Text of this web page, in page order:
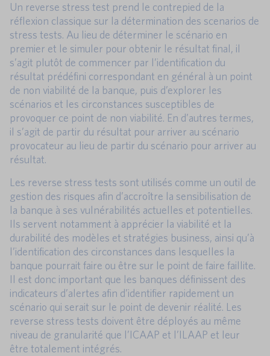
Un reverse stress test prend le contrepied de la
réflexion classique sur la détermination des scenarios de
stress tests. Au lieu de déterminer le scénario en
premier et le simuler pour obtenir le résultat final, il
s’agit plutôt de commencer par l’identification du
résultat prédéfini correspondant en général à un point
de non viabilité de la banque, puis d’explorer les
scénarios et les circonstances susceptibles de
provoquer ce point de non viabilité. En d’autres termes,
il s’agit de partir du résultat pour arriver au scénario
provocateur au lieu de partir du scénario pour arriver au
résultat.
Les reverse stress tests sont utilisés comme un outil de
gestion des risques afin d’accroître la sensibilisation de
la banque à ses vulnérabilités actuelles et potentielles.
Ils servent notamment à apprécier la viabilité et la
durabilité des modèles et stratégies business, ainsi qu’à
l’identification des circonstances dans lesquelles la
banque pourrait faire ou être sur le point de faire faillite.
Il est donc important que les banques définissent des
indicateurs d’alertes afin d’identifier rapidement un
scénario qui serait sur le point de devenir réalité. Les
reverse stress tests doivent être déployés au même
niveau de granularité que l’ICAAP et l’ILAAP et leur
être totalement intégrés.